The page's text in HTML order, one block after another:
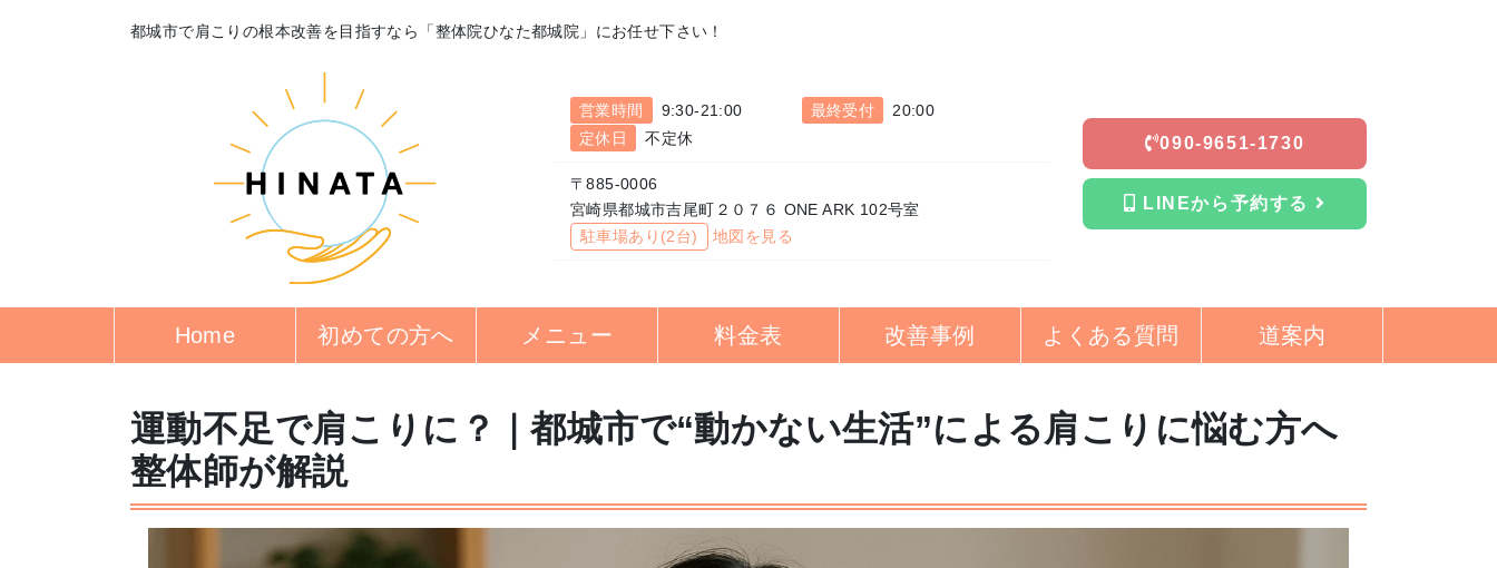
都城市で肩こりの根本改善を目指すなら「整体院ひなた都城院」にお任せ下さい！
営業時間 9:30-21:00 最終受付
20:00
定休日
不定休
〒885-0006
宮崎県都城市吉尾町２０７６ ONE ARK 102号室
駐車場あり(2台)
地図を見る
090-9651-1730
LINEから予約する
Home 初めての方へ メニュー 料金表 改善事例 よくある質問 道案内
運動不足で肩こりに？｜都城市で“動かない生活”による肩こりに悩む方へ
整体師が解説